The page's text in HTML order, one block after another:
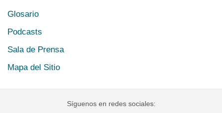
Glosario
Podcasts
Sala de Prensa
Mapa del Sitio
Síguenos en redes sociales: